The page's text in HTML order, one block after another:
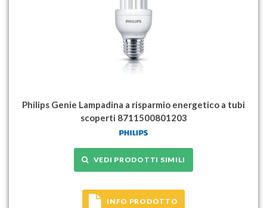
Philips Genie Lampadina a risparmio energetico a tubi
scoperti 8711500801203
VEDI PRODOTTI SIMILI
INFO PRODOTTO